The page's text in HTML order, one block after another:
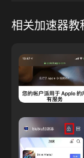
相关加速器教